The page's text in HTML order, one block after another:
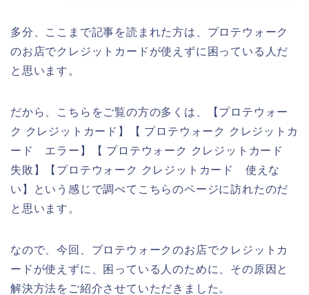
多分、ここまで記事を読まれた方は、プロテウォーク
のお店でクレジットカードが使えずに困っている人だ
と思います。
だから、こちらをご覧の方の多くは、【プロテウォー
ク クレジットカード】【 プロテウォーク クレジットカ
ード エラー】【 プロテウォーク クレジットカード
失敗】【プロテウォーク クレジットカード 使えな
い】という感じで調べてこちらのページに訪れたのだ
と思います。
なので、今回、プロテウォークのお店でクレジットカ
ードが使えずに、困っている人のために、その原因と
解決方法をご紹介させていただきました。